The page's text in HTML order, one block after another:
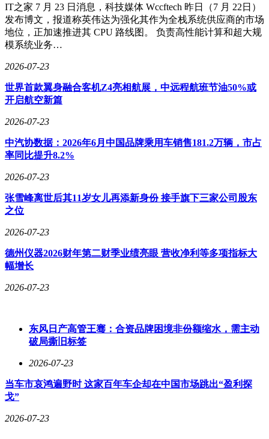
20.5%热成型钢，搭配铠甲电池3.0技术，为全家出行提供全方
位防护。哨兵模式的加入，进一步提升了车辆停放时的安全
性。
马赫混动高效发动机，电机输出效率达97%，实现CLTC百公
里馈电油耗5.27L。新车拥有200km纯电续航和1300km综合续
航，支持18分钟超级快充，兼顾城市通勤和长途旅行需求，真
正实现“近无忧、远无虑”。
东风风行产品总监陈正宇表示，此次焕新升级充分吸纳了用户
反馈，从家庭真实使用场景出发，将豪华、智能和安全等核心
价值落到实处。2027款星海V9的上市，不仅重塑了20万级新
格权益，回应了市场从“价格竞争”向“价值竞争”的转变，为更
多中国家庭提供高品质出行选择。
IT之家 7 月 23 日消息，科技媒体 Wccftech 昨日（7 月 22日）
发布博文，报道称英伟达为强化其作为全栈系统供应商的市场
地位，正加速推进其 CPU 路线图。 负责高性能计算和超大规
模系统业务…
2026-07-23
世界首款翼身融合客机Z4亮相航展，中远程航班节油50%或
开启航空新篇
2026-07-23
中汽协数据：2026年6月中国品牌乘用车销售181.2万辆，市占
率同比提升8.2%
2026-07-23
张雪峰离世后其11岁女儿再添新身份 接手旗下三家公司股东
之位
2026-07-23
德州仪器2026财年第二财季业绩亮眼 营收净利等多项指标大
幅增长
2026-07-23
东风日产高管王骞：合资品牌困境非份额缩水，需主动
破局撕旧标签
2026-07-23
当车市哀鸿遍野时 这家百年车企却在中国市场跳出“盈利探
戈”
2026-07-23